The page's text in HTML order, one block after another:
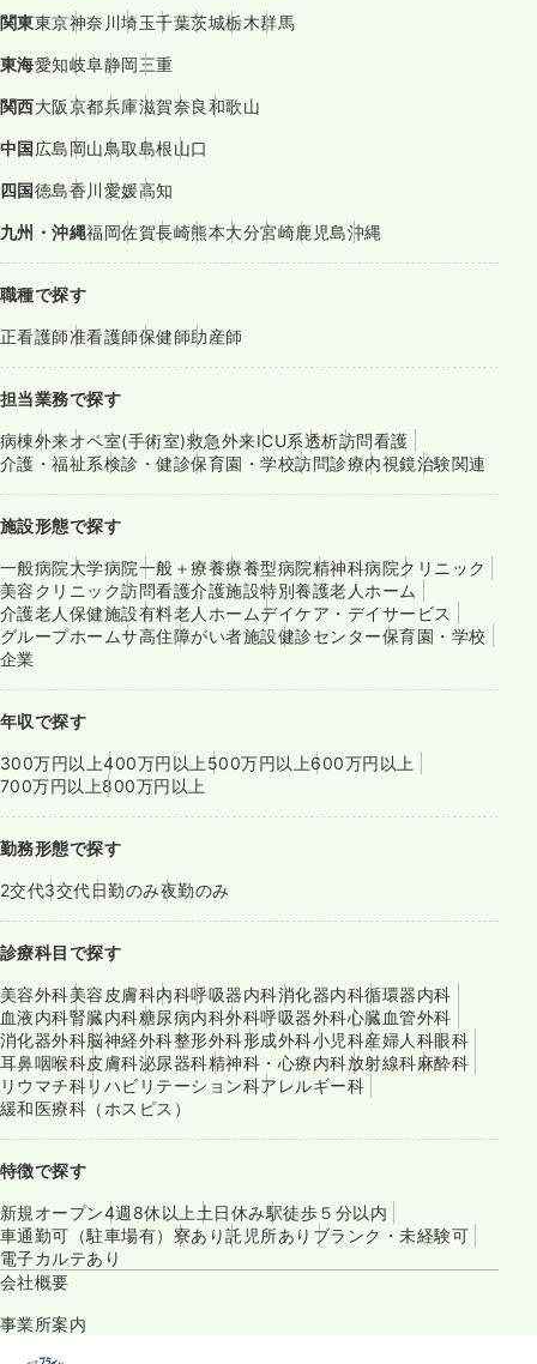
関東東京神奈川埼玉千葉茨城栃木群馬
東海愛知岐阜静岡三重
関西大阪京都兵庫滋賀奈良和歌山
中国広島岡山鳥取島根山口
四国徳島香川愛媛高知
九州・沖縄福岡佐賀長崎熊本大分宮崎鹿児島沖縄
職種で探す
正看護師准看護師保健師助産師
担当業務で探す
病棟外来オペ室(手術室)救急外来ICU系透析訪問看護
介護・福祉系検診・健診保育園・学校訪問診療内視鏡治験関連
施設形態で探す
一般病院大学病院一般＋療養療養型病院精神科病院クリニック
美容クリニック訪問看護介護施設特別養護老人ホーム
介護老人保健施設有料老人ホームデイケア・デイサービス
グループホームサ高住障がい者施設健診センター保育園・学校
企業
年収で探す
300万円以上400万円以上 500万円以上600万円以上
700万円以上800万円以上
勤務形態で探す
2交代3交代日勤のみ夜勤のみ
診療科目で探す
美容外科美容皮膚科内科呼吸器内科消化器内科循環器内科
血液内科腎臓内科糖尿病内科外科呼吸器外科心臓血管外科
消化器外科脳神経外科整形外科形成外科小児科産婦人科眼科
耳鼻咽喉科皮膚科泌尿器科精神科・心療内科放射線科麻酔科
リウマチ科リハビリテーション科アレルギー科
緩和医療科（ホスピス）
特徴で探す
新規オープン4週8休以上 土日休み駅徒歩５分以内
車通勤可（駐車場有） 寮あり託児所あり ブランク・未経験可
電子カルテあり
会社概要
事業所案内